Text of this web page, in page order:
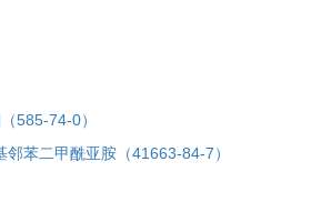
585-74-0）
邻苯二甲酰亚胺（41663-84-7）